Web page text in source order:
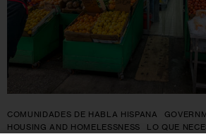
COMUNIDADES DE HABLA HISPANA
HOUSING AND HOMELESSNESS
LO QUE